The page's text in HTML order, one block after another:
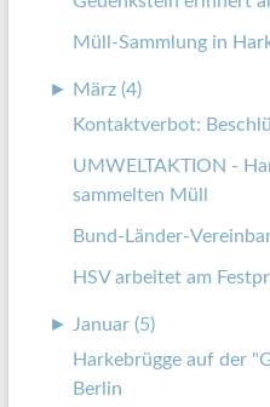
Müll-Sammlung in
► März (4)
Kontaktverbot:
UMWELTAKTION -
sammelten Müll
Bund-Länder-
HSV arbeitet am
►
Januar (5)
Harkebrügge auf der
Berlin